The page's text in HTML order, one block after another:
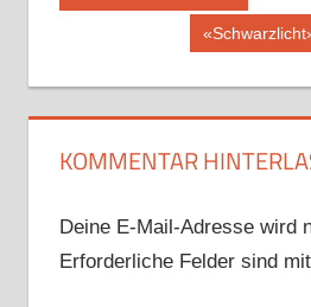
Nächster
KOMMENTAR
Deine E-Mail-Adresse wird
Erforderliche Felder sind mit